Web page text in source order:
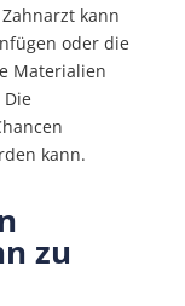
kann
oder die
Materialien
kann.
zu